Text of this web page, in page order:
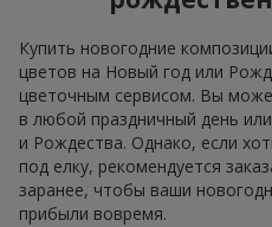
Купить новогодние
цветов на Новый год или
цветочным сервисом. Вы
в любой праздничный день
и Рождества. Однако, если
под елку, рекомендуется
заранее, чтобы ваши
прибыли вовремя.